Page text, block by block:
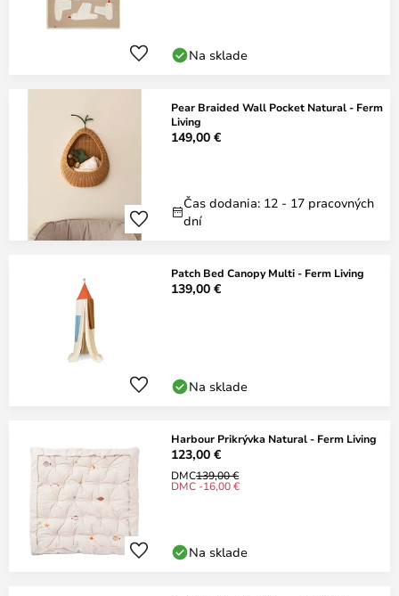
Na sklade
Pear Braided Wall Pocket Natural - Ferm
Living
149,00 €
Čas dodania: 12 - 17 pracovných
dní
Patch Bed Canopy Multi - Ferm Living
139,00 €
Na sklade
Harbour Prikrývka Natural - Ferm Living
123,00 €
DMC139,00 €
DMC -16,00 €
Na sklade